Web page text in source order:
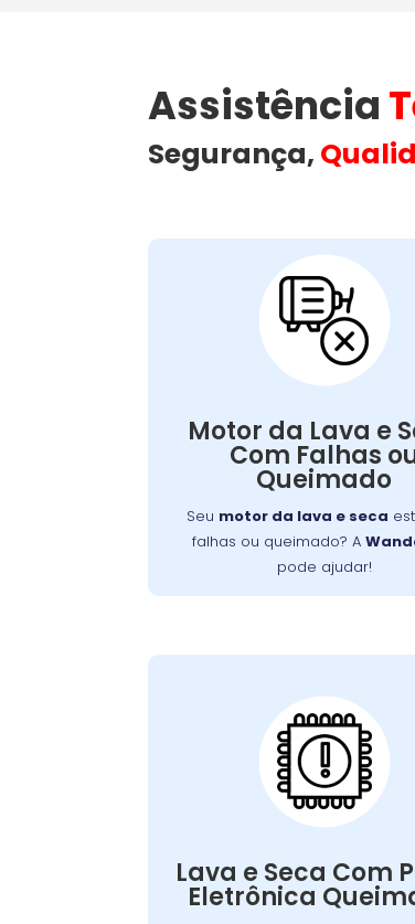
Assistência
Segurança,
Motor da Lava e
Com Falhas
Queimado
Seu motor da lava e seca
falhas ou queimado? A
pode ajudar!
Motor da Lava
Seca Com
ou Queimado:
motor da lava e seca
Sintomas comuns incluem
máquina não iniciar o
. Na
, realizamos diagnósticos
precisos e substituímos
funcionamento do seu
Lava e Seca Com
Eletrônica
Lava e Seca
Placa
Queimada:
placa eletrônica
impedir a operação da
técnicos realizam diagnósticos
e
substituem placas
restaurando a funcionalidade